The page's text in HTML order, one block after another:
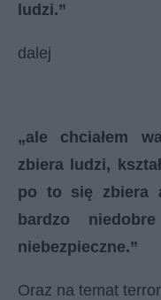
ludzi.”
dalej
„ale chciałem
zbiera ludzi,
po to się zbiera
bardzo
niebezpieczne.”
Oraz na temat